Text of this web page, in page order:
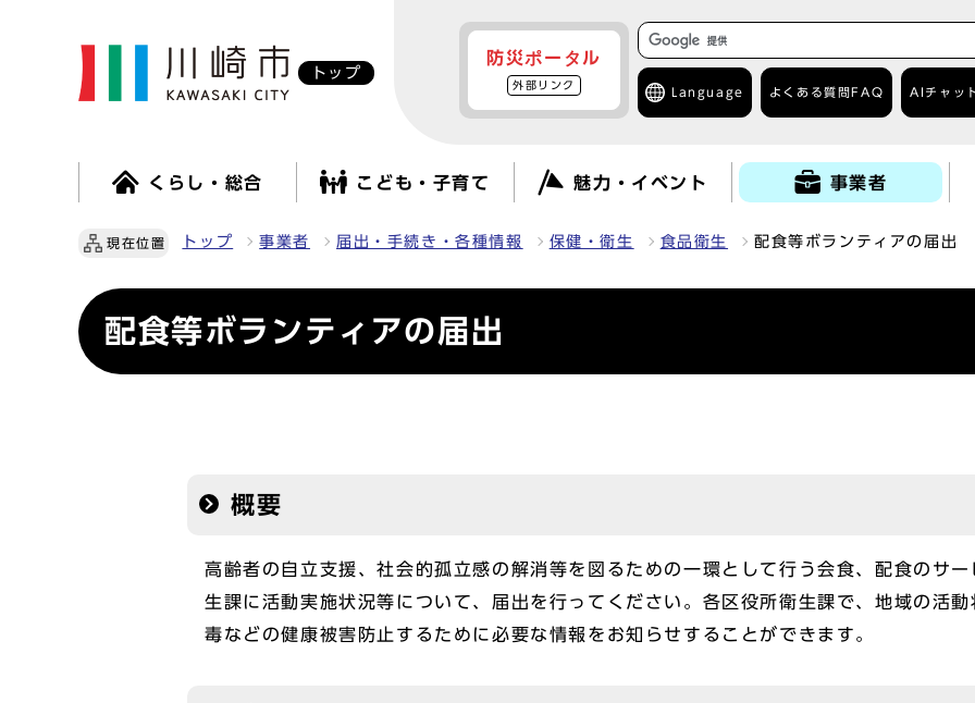
トップ
防災ポータル
外部リンク
Language よくある質問 FAQ AIチャッ
くらし・総合 こども・子育て 魅力・イベント 事業者
現在位置 トップ 事業者 届出・手続き・各種情報 保健・衛生 食品衛生 配食等ボランティアの届出
配食等ボランティアの届出
概要
高齢者の自立支援、社会的孤立感の解消等を図るための一環として行う会食、配食のサ
生課に活動実施状況等について、届出を行ってください。各区役所衛生課で、地域の活
毒などの健康被害防止するために必要な情報をお知らせすることができます。